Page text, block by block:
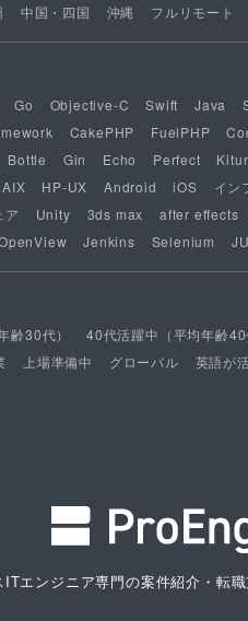
中国・四国 沖縄 フルリモート
Go Objective-C Swift Java
CakePHP FuelPHP
Bottle Gin Echo Perfect
AIX HP-UX Android iOS イン
ア Unity 3ds max after effects
Jenkins Selenium
齢30代） 40代活躍中（平均年齢40
上場準備中 グローバル 英語が
ITエンジニア専門の案件紹介・転